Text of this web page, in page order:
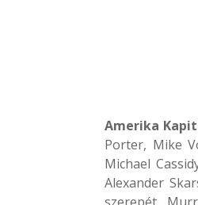
Amerika
Porter, Mike
Michael
Alexander